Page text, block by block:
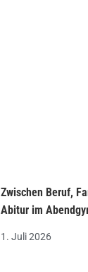
Zwischen Beruf,
Abitur im
1. Juli 2026